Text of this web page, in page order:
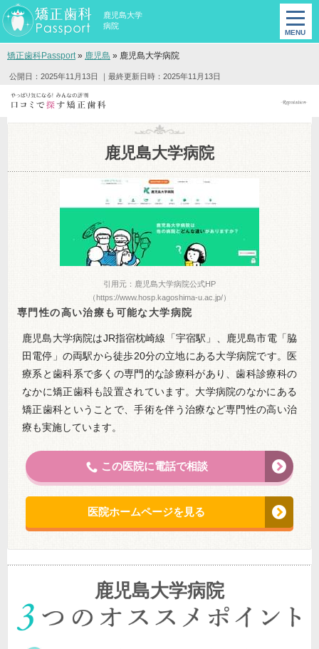
鹿児島大学
病院
矯正歯科Passport» 鹿児島 » 鹿児島大学病院
公開日：2025年11月13日 ｜最終更新日時：2025年11月13日
鹿児島大学病院
引用元：鹿児島大学病院公式HP
（https://www.hosp.kagoshima-u.ac.jp/）
専門性の高い治療も可能な大学病院
鹿児島大学病院はJR指宿枕崎線「宇宿駅」、鹿児島市電「脇
田電停」の両駅から徒歩20分の立地にある大学病院です。医
療系と歯科系で多くの専門的な診療科があり、歯科診療科の
なかに矯正歯科も設置されています。大学病院のなかにある
矯正歯科ということで、手術を伴う治療など専門性の高い治
療も実施しています。
この医院に電話で相談
医院ホームページを見る
鹿児島大学病院